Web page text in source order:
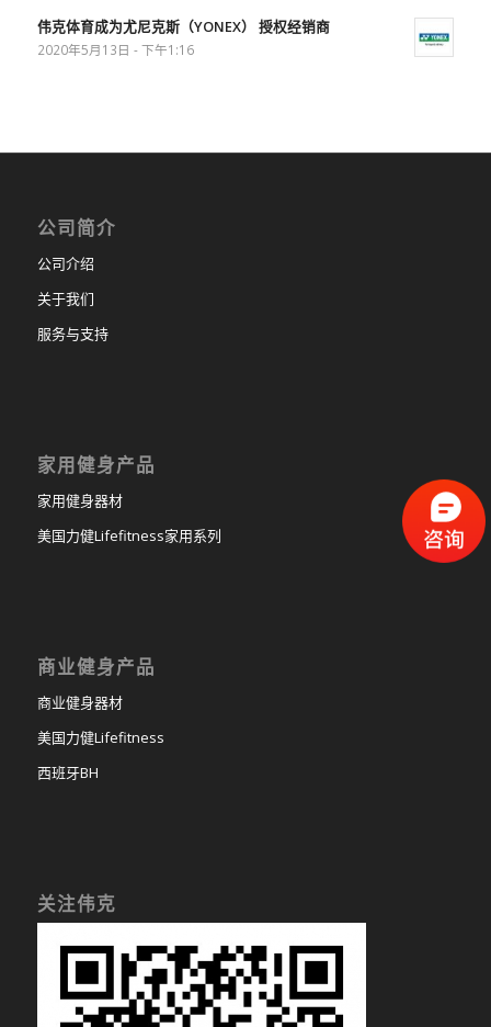
伟克体育成为尤尼克斯（YONEX） 授权经销商
2020年5月13日 - 下午1:16
公司简介
公司介绍
关于我们
服务与支持
家用健身产品
家用健身器材
美国力健Lifefitness家用系列
商业健身产品
商业健身器材
美国力健Lifefitness
西班牙BH
关注伟克